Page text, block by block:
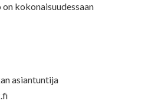
kokonaisuudessaan
asiantuntija